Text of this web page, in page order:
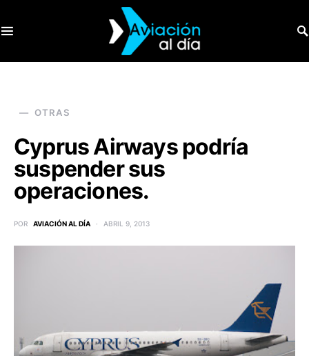
OTRAS
Cyprus Airways podría
suspender sus
operaciones.
POR AVIACIÓN AL DÍA ABRIL 9, 2013